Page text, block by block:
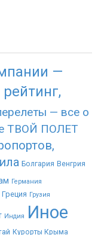
—
— все о
ТВОЙ ПОЛЕТ
Болгария Венгрия
Германия
Греция Грузия
Индия Иное
Курорты Крыма